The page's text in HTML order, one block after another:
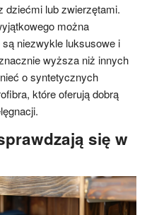
dziećmi lub zwierzętami.
można
niezwykle luksusowe i
wyższa niż innych
o syntetycznych
które oferują dobrą
się w